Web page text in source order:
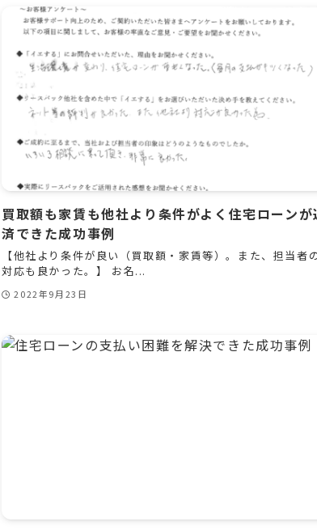
買取額も家賃も他社より条件がよく住宅ローンが
済できた成功事例
【他社より条件が良い（買取額・家賃等）。また、担当者
対応も良かった。】 お名...
2022年9月23日